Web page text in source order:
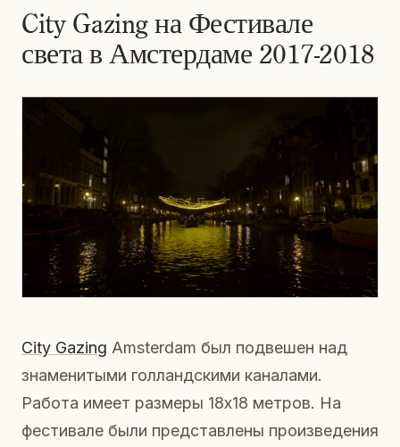
City Gazing на Фестивале
света в Амстердаме 2017-2018
City Gazing Amsterdam был подвешен над
знаменитыми голландскими каналами.
Работа имеет размеры 18x18 метров. На
фестивале были представлены произведения